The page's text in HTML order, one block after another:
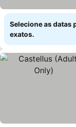
Selecione as datas
exatos.